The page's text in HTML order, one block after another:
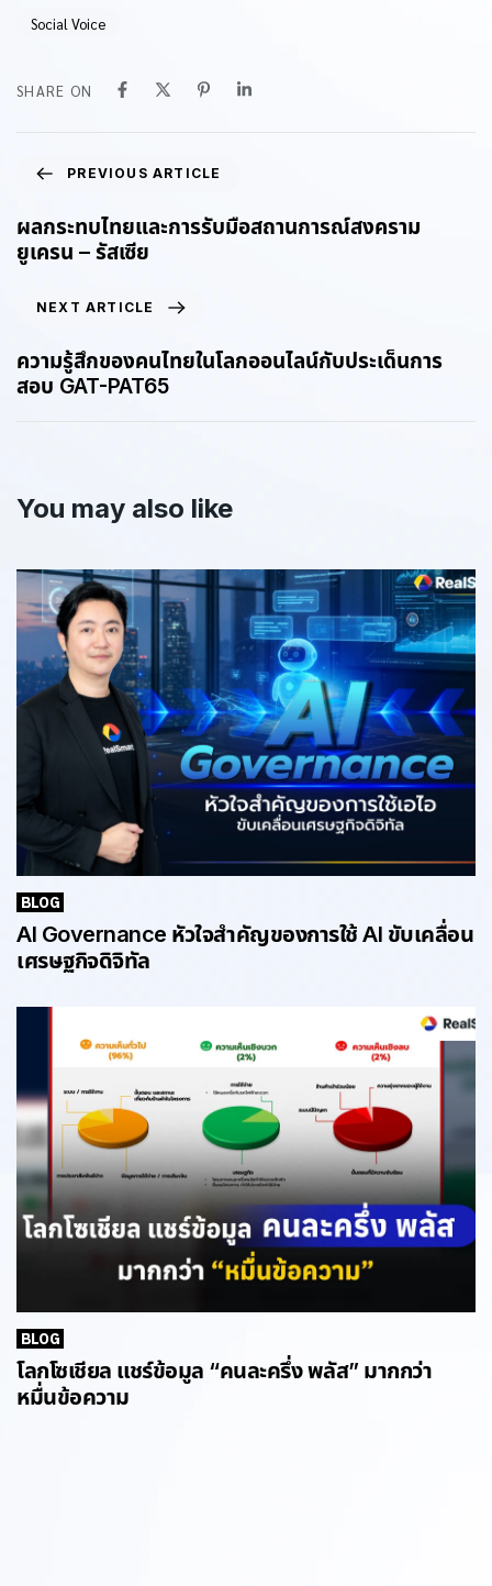
Social Voice
SHARE ON
PREVIOUS ARTICLE
ผลกระทบไทยและการรับมือสถานการณ์สงคราม
ยูเครน – รัสเซีย
NEXT ARTICLE
ความรู้สึกของคนไทยในโลกออนไลน์กับประเด็นการ
สอบ GAT-PAT65
You may also like
BLOG
AI Governance หัวใจสำคัญของการใช้ AI ขับเคลื่อน
เศรษฐกิจดิจิทัล
BLOG
โลกโซเชียล แชร์ข้อมูล “คนละครึ่ง พลัส” มากกว่า
หมื่นข้อความ